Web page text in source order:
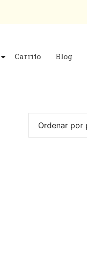
Carrito Blog